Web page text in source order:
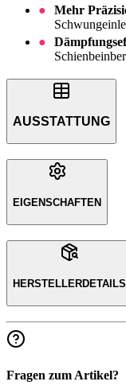
Mehr
AUSSTATTUNG
EIGENSCHAFTEN
HERSTELLERDETAILS
Fragen zum Artikel?